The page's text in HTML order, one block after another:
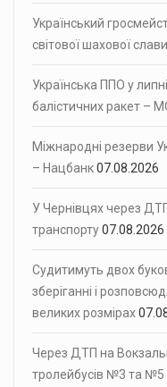
Український
світової шахової слави
Українська ППО у
балістичних ракет –
Міжнародні резерви
– Нацбанк07.08.2026
У Чернівцях через
транспорту07.08.2026
Судитимуть двох
зберіганні і
великих розмірах
Через ДТП на
тролейбусів №3 та №5